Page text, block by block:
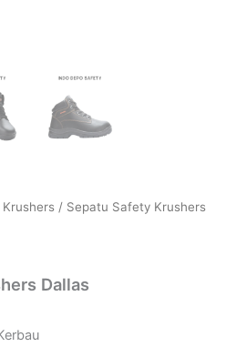
Krushers / Sepatu Safety Krushers
Dallas